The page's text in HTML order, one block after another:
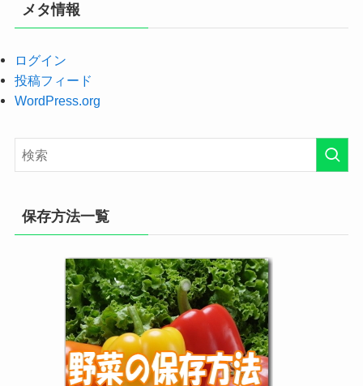
メタ情報
ログイン
投稿フィード
WordPress.org
保存方法一覧